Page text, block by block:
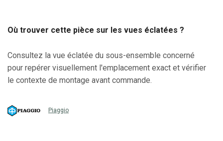
Où trouver cette pièce sur les vues éclatées ?
Consultez la vue éclatée du sous-ensemble concerné
pour repérer visuellement l'emplacement exact et vérifier
le contexte de montage avant commande.
Piaggio